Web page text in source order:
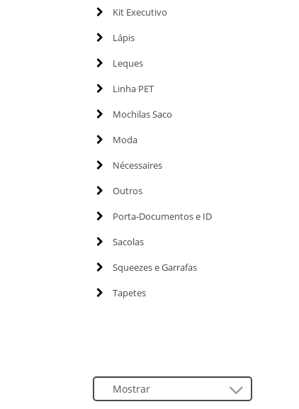
Kit Executivo
Lápis
Leques
Linha PET
Mochilas Saco
Moda
Nécessaires
Outros
Porta-Documentos e ID
Sacolas
Squeezes e Garrafas
Tapetes